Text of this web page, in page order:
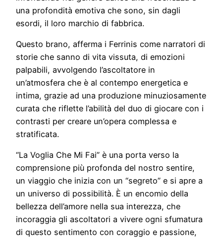
una profondità emotiva che sono, sin dagli
esordi, il loro marchio di fabbrica.
Questo brano, afferma i Ferrinis come narratori di
storie che sanno di vita vissuta, di emozioni
palpabili, avvolgendo l’ascoltatore in
un’atmosfera che è al contempo energetica e
intima, grazie ad una produzione minuziosamente
curata che riflette l’abilità del duo di giocare con i
contrasti per creare un’opera complessa e
stratificata.
“La Voglia Che Mi Fai” è una porta verso la
comprensione più profonda del nostro sentire,
un viaggio che inizia con un “segreto” e si apre a
un universo di possibilità. È un encomio della
bellezza dell’amore nella sua interezza, che
incoraggia gli ascoltatori a vivere ogni sfumatura
di questo sentimento con coraggio e passione,